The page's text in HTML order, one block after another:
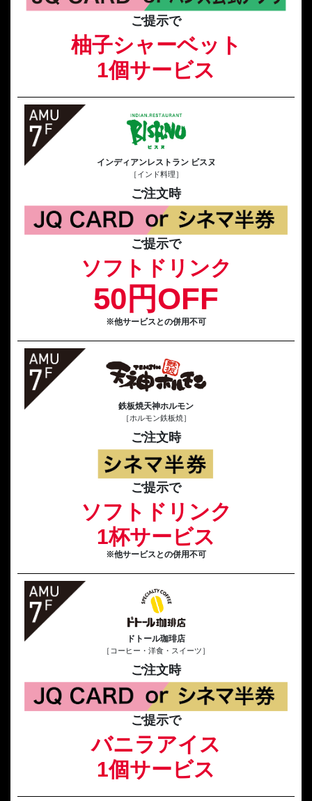
ご提示で
柚子シャーベット
1個サービス
インディアンレストラン ビスヌ
［インド料理］
ご注文時
ご提示で
ソフトドリンク
50円OFF
※他サービスとの併用不可
鉄板焼天神ホルモン
［ホルモン鉄板焼］
ご注文時
ご提示で
ソフトドリンク
1杯サービス
※他サービスとの併用不可
ドトール珈琲店
［コーヒー・洋食・スイーツ］
ご注文時
ご提示で
バニラアイス
1個サービス